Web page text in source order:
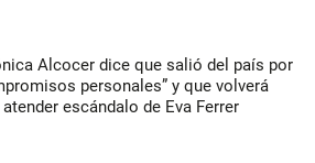
Alcocer dice que salió del país por
personales” y que volverá
atender escándalo de Eva Ferrer